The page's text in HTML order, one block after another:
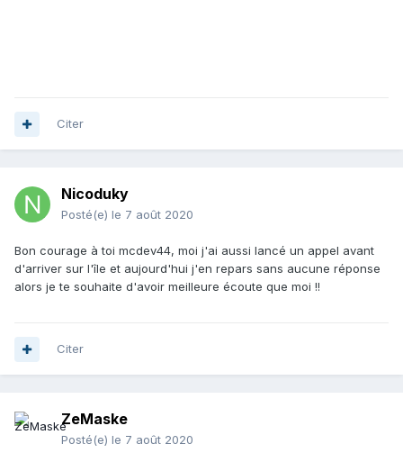
Citer
Nicoduky
Posté(e) le 7 août 2020
Bon courage à toi mcdev44, moi j'ai aussi lancé un appel avant
d'arriver sur l'île et aujourd'hui j'en repars sans aucune réponse
alors je te souhaite d'avoir meilleure écoute que moi !!
Citer
ZeMaske
Posté(e) le 7 août 2020